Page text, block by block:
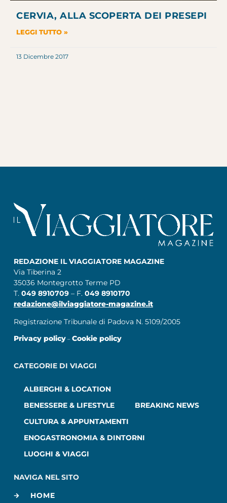
CERVIA, ALLA SCOPERTA DEI PRESEPI
LEGGI TUTTO »
13 Dicembre 2017
REDAZIONE IL VIAGGIATORE MAGAZINE
Via Tiberina 2
35036 Montegrotto Terme PD
T. 049 8910709 – F. 049 8910170
redazione@ilviaggiatore-magazine.it
Registrazione Tribunale di Padova N. 5109/2005
Privacy policy– Cookie policy
CATEGORIE DI VIAGGI
ALBERGHI & LOCATION
BENESSERE & LIFESTYLE
BREAKING NEWS
CULTURA & APPUNTAMENTI
ENOGASTRONOMIA & DINTORNI
LUOGHI & VIAGGI
NAVIGA NEL SITO
HOME